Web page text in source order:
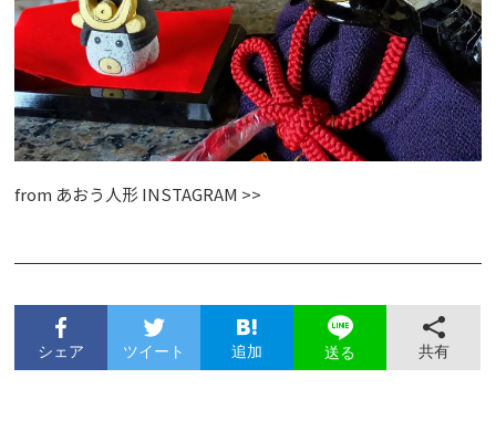
from あおう人形 INSTAGRAM >>
シェア ツイート 追加 送る 共有